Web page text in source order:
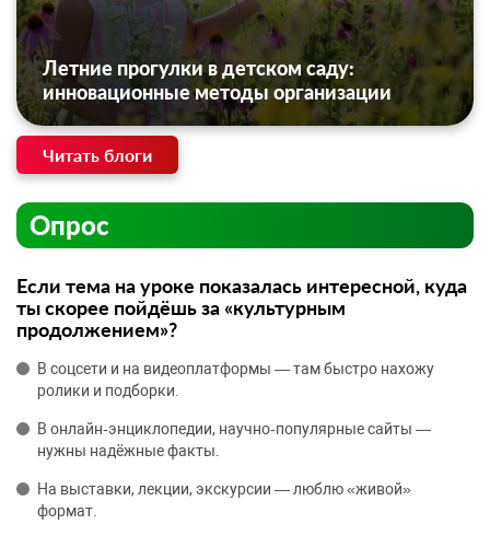
Летние прогулки в детском саду:
инновационные методы организации
Читать блоги
Опрос
Если тема на уроке показалась интересной, куда
ты скорее пойдёшь за «культурным
продолжением»?
В соцсети и на видеоплатформы — там быстро нахожу
ролики и подборки.
В онлайн‑энциклопедии, научно‑популярные сайты —
нужны надёжные факты.
На выставки, лекции, экскурсии — люблю «живой»
формат.